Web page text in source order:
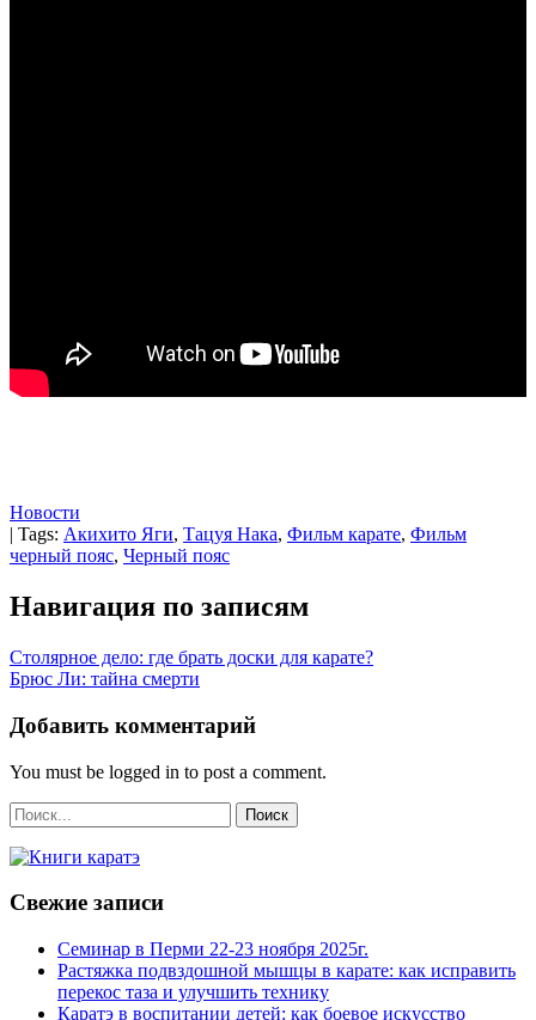
Новости
| Tags: Акихито Яги, Тацуя Нака, Фильм карате, Фильм
черный пояс, Черный пояс
Навигация по записям
Столярное дело: где брать доски для карате?
Брюс Ли: тайна смерти
Добавить комментарий
You must be logged in to post a comment.
Свежие записи
Семинар в Перми 22-23 ноября 2025г.
Растяжка подвздошной мышцы в карате: как исправить
перекос таза и улучшить технику
Каратэ в воспитании детей: как боевое искусство